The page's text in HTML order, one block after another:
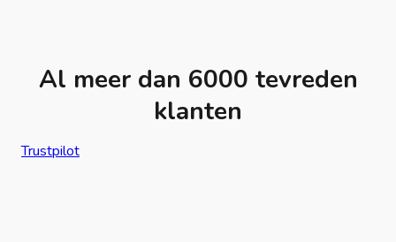
Al meer dan 6000 tevreden
klanten
Trustpilot